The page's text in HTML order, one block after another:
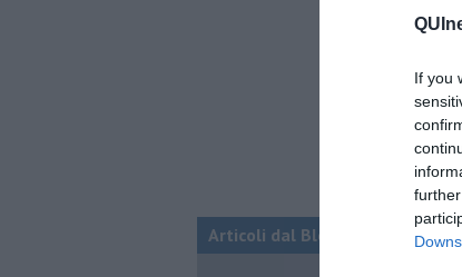
If you
Articoli dal Blog “Incontri